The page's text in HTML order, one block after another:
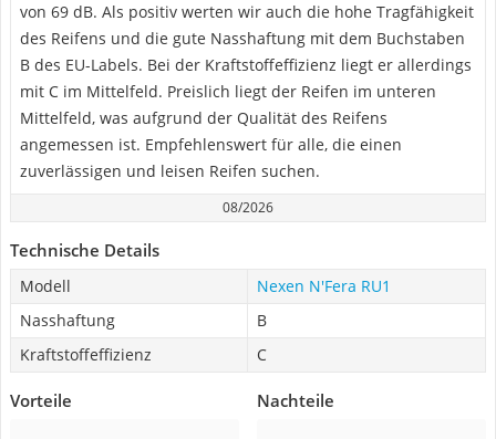
von 69 dB. Als positiv werten wir auch die hohe Tragfähigkeit
des Reifens und die gute Nasshaftung mit dem Buchstaben
B des EU-Labels. Bei der Kraftstoffeffizienz liegt er allerdings
mit C im Mittelfeld. Preislich liegt der Reifen im unteren
Mittelfeld, was aufgrund der Qualität des Reifens
angemessen ist. Empfehlenswert für alle, die einen
zuverlässigen und leisen Reifen suchen.
08/2026
Technische Details
Modell
Nexen N'Fera RU1
Nasshaftung
B
Kraftstoffeffizienz
C
Vorteile Nachteile